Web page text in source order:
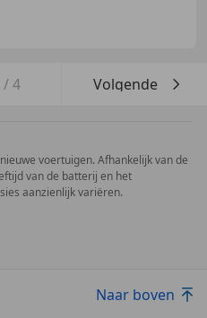
/4 Volgende
voertuigen. Afhankelijk van de
van de batterij en het
aanzienlijk variëren.
Naar boven